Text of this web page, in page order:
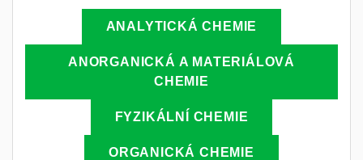
ANALYTICKÁ CHEMIE
ANORGANICKÁ A MATERIÁLOVÁ
CHEMIE
FYZIKÁLNÍ CHEMIE
ORGANICKÁ CHEMIE